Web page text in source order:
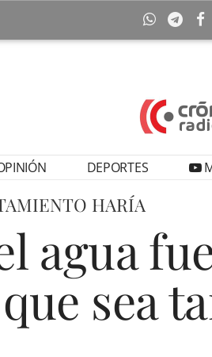
DEPORTES
HARÍA
agua
sea